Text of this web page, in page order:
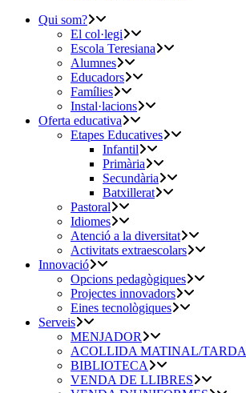
Qui som?
El col·legi
Escola Teresiana
Alumnes
Educadors
Famílies
Instal·lacions
Oferta educativa
Etapes Educatives
Infantil
Primària
Secundària
Batxillerat
Pastoral
Idiomes
Atenció a la diversitat
Activitats extraescolars
Innovació
Opcions pedagògiques
Projectes innovadors
Eines tecnològiques
Serveis
MENJADOR
ACOLLIDA MATINAL/TARDA
BIBLIOTECA
VENDA DE LLIBRES